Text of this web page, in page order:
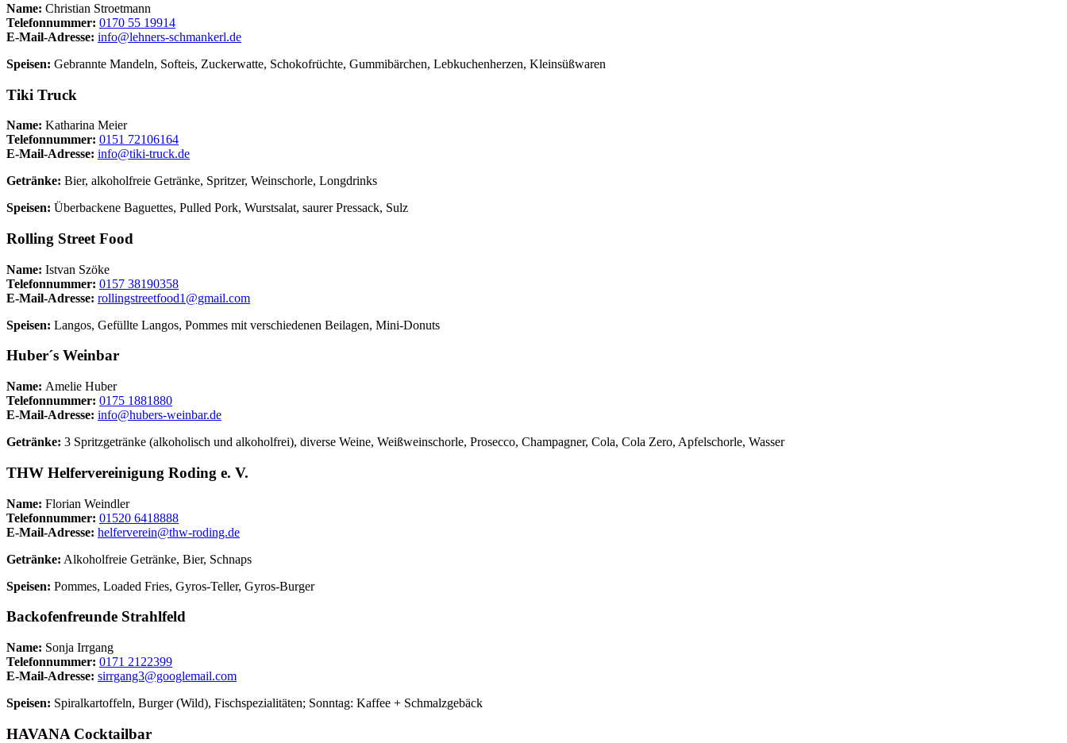
Name: Christian Stroetmann
Telefonnummer: 0170 55 19914
E-Mail-Adresse: info@lehners-schmankerl.de
Speisen: Gebrannte Mandeln, Softeis, Zuckerwatte, Schokofrüchte, Gummibärchen, Lebkuchenherzen, Kleinsüßwaren
Tiki Truck
Name: Katharina Meier
Telefonnummer: 0151 72106164
E-Mail-Adresse: info@tiki-truck.de
Getränke: Bier, alkoholfreie Getränke, Spritzer, Weinschorle, Longdrinks
Speisen: Überbackene Baguettes, Pulled Pork, Wurstsalat, saurer Pressack, Sulz
Rolling Street Food
Name: Istvan Szöke
Telefonnummer: 0157 38190358
E-Mail-Adresse: rollingstreetfood1@gmail.com
Speisen: Langos, Gefüllte Langos, Pommes mit verschiedenen Beilagen, Mini-Donuts
Huber´s Weinbar
Name: Amelie Huber
Telefonnummer: 0175 1881880
E-Mail-Adresse: info@hubers-weinbar.de
Getränke: 3 Spritzgetränke (alkoholisch und alkoholfrei), diverse Weine, Weißweinschorle, Prosecco, Champagner, Cola, Cola Zero, Apfelschorle, Wasser
THW Helfervereinigung Roding e. V.
Name: Florian Weindler
Telefonnummer: 01520 6418888
E-Mail-Adresse: helferverein@thw-roding.de
Getränke: Alkoholfreie Getränke, Bier, Schnaps
Speisen: Pommes, Loaded Fries, Gyros-Teller, Gyros-Burger
Backofenfreunde Strahlfeld
Name: Sonja Irrgang
Telefonnummer: 0171 2122399
E-Mail-Adresse: sirrgang3@googlemail.com
Speisen: Spiralkartoffeln, Burger (Wild), Fischspezialitäten; Sonntag: Kaffee + Schmalzgebäck
HAVANA Cocktailbar